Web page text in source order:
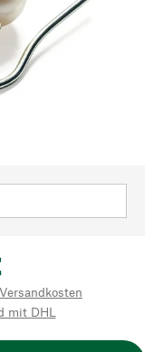
Versandkosten
mit DHL